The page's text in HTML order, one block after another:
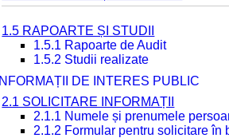
1.5 RAPOARTE ȘI STUDII
1.5.1 Rapoarte de Audit
1.5.2 Studii realizate
DE INTERES PUBLIC
2.1 SOLICITARE INFORMAȚII
2.1.1 Numele și prenumele
2.1.2 Formular pentru solicitare în